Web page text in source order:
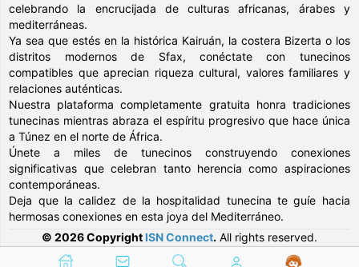
celebrando la encrucijada de culturas africanas, árabes y
mediterráneas.
Ya sea que estés en la histórica Kairuán, la costera Bizerta o los
distritos modernos de Sfax, conéctate con tunecinos
compatibles que aprecian riqueza cultural, valores familiares y
relaciones auténticas.
Nuestra plataforma completamente gratuita honra tradiciones
tunecinas mientras abraza el espíritu progresivo que hace única
a Túnez en el norte de África.
Únete a miles de tunecinos construyendo conexiones
significativas que celebran tanto herencia como aspiraciones
contemporáneas.
Deja que la calidez de la hospitalidad tunecina te guíe hacia
hermosas conexiones en esta joya del Mediterráneo.
© 2026 Copyright ISN Connect. All rights reserved.